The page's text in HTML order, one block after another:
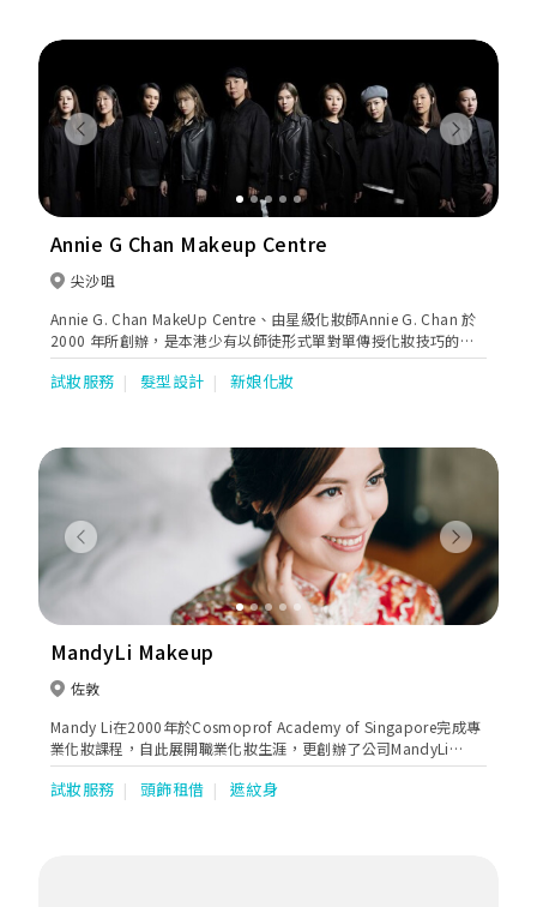
Previous Next
Annie G Chan Makeup Centre
尖沙咀
Annie G. Chan MakeUp Centre、由星級化妝師Annie G. Chan 於
2000 年所創辦，是本港少有以師徒形式單對單傳授化妝技巧的專
業化妝中心。
試妝服務 髮型設計 新娘化妝
Previous Next
MandyLi Makeup
佐敦
Mandy Li在2000年於Cosmoprof Academy of Singapore完成專
業化妝課程，自此展開職業化妝生涯，更創辦了公司MandyLi
Makeup，帶領團隊提供各類型專業化妝造型服務，參與無數電視
廣告、雜誌、婚禮化妝工作，並獲香港資歷架構頒發專業資格，更
試妝服務 頭飾租借 遮紋身